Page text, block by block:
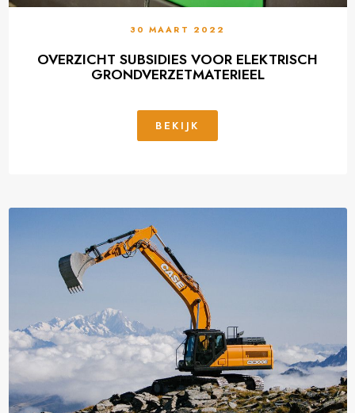
30 MAART 2022
OVERZICHT SUBSIDIES VOOR ELEKTRISCH
GRONDVERZETMATERIEEL
BEKIJK